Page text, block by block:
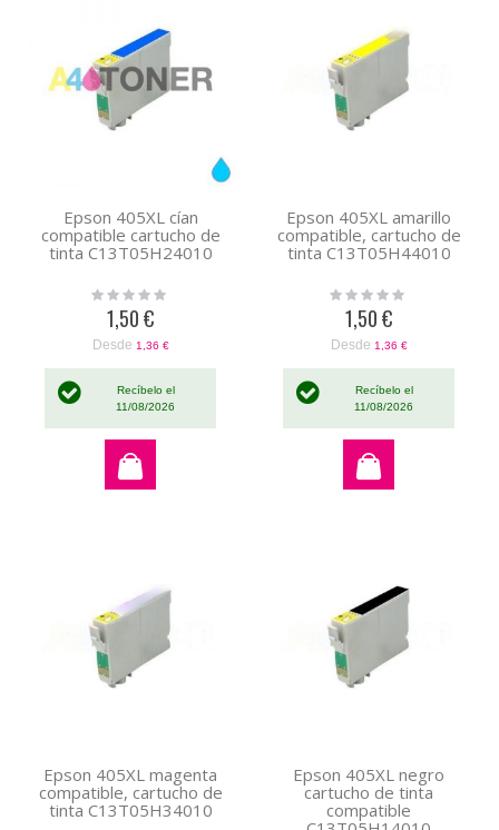
Epson 405XL cían
compatible cartucho de
tinta C13T05H24010
Rating:
1,50 €
Desde 1,36 €
Recíbelo el
11/08/2026
Epson 405XL amarillo
compatible, cartucho de
tinta C13T05H44010
Rating:
1,50 €
Desde 1,36 €
Recíbelo el
11/08/2026
Epson 405XL magenta
compatible, cartucho de
tinta C13T05H34010
Epson 405XL negro
cartucho de tinta
compatible